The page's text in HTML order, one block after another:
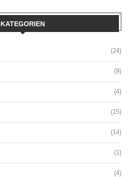
KATEGORIEN
(24)
(9)
(4)
(15)
(14)
(1)
(4)